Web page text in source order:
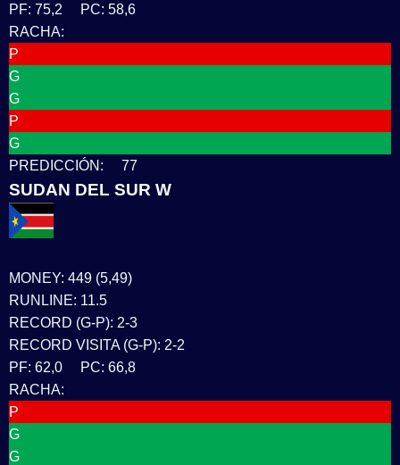
PF: 75,2 PC: 58,6
RACHA:
P
G
G
P
G
PREDICCIÓN: 77
SUDAN DEL SUR W
MONEY: 449 (5,49)
RUNLINE: 11.5
RECORD (G-P): 2-3
RECORD VISITA (G-P): 2-2
PF: 62,0 PC: 66,8
RACHA:
P
G
G